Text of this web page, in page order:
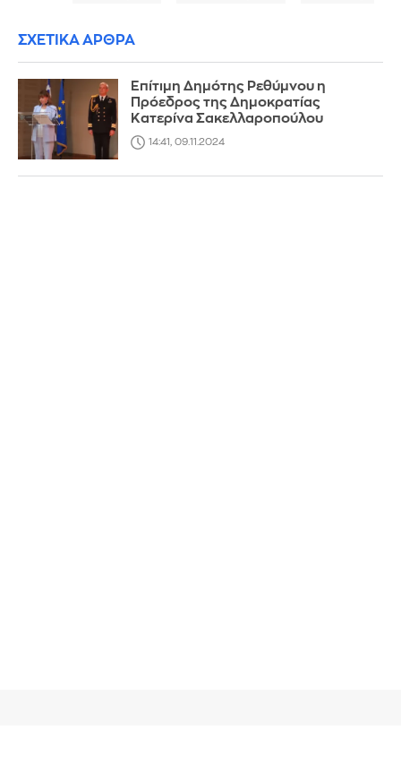
ΣΧΕΤΙΚΑ ΑΡΘΡΑ
Επίτιμη Δημότης Ρεθύμνου η
Πρόεδρος της Δημοκρατίας
Κατερίνα Σακελλαροπούλου
14:41, 09.11.2024